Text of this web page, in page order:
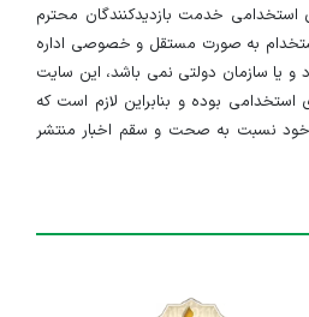
خدمت بازدیدکنندگان محترم
به صورت مستقل و خصوصی اداره
یا سازمان دولتی نمی باشد، این سایت
بوده و بنابراین لازم است که
خود نسبت به صحت و سقم اخبار منتشر